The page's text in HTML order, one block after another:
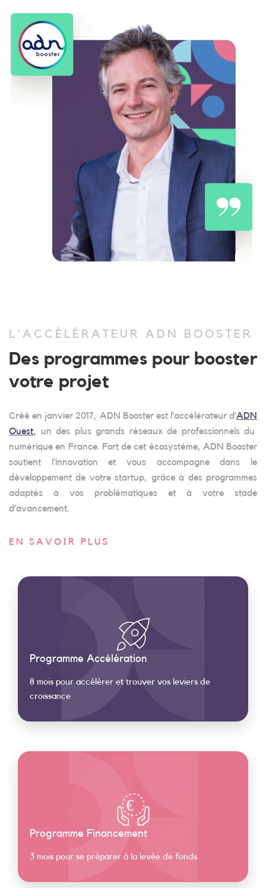
L'ACCÉLÉRATEUR ADN BOOSTER
Des programmes pour booster
votre projet
Créé en janvier 2017, ADN Booster est l’accélérateur d’ADN
Ouest, un des plus grands réseaux de professionnels du
numérique en France. Fort de cet écosystème, ADN Booster
soutient l’innovation et vous accompagne dans le
développement de votre startup, grâce à des programmes
adaptés à vos problématiques et à votre stade
d’avancement.
EN SAVOIR PLUS
Programme Accélération
8 mois pour accélérer et trouver vos leviers de
croissance
€
Programme Financement
3 mois pour se préparer à la levée de fonds